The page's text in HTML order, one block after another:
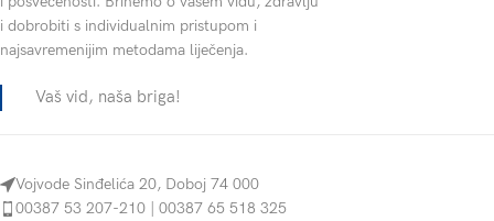
i dobrobiti s individualnim pristupom i
najsavremenijim metodama liječenja.
Vaš vid, naša briga!
Vojvode Sinđelića 20, Doboj 74 000
00387 53 207-210 | 00387 65 518 325